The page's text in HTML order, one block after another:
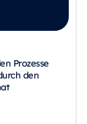
Prozesse
den